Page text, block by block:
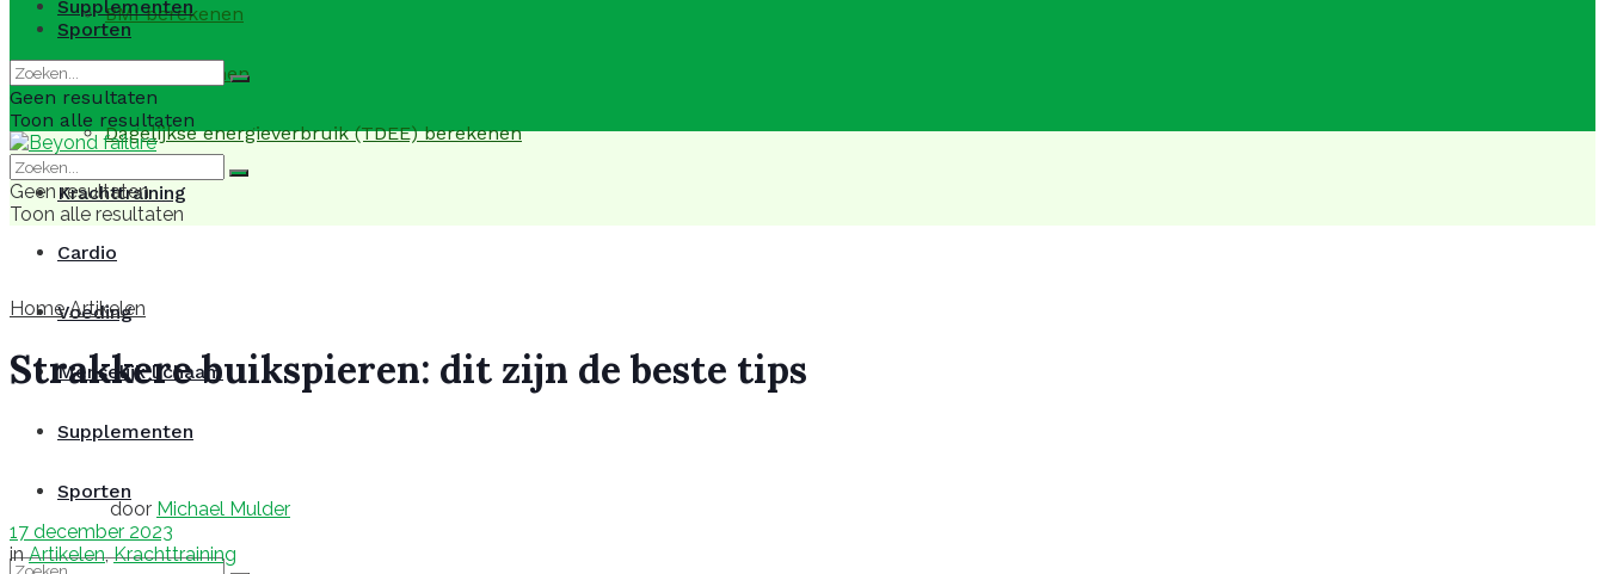
BMI berekenen
BMR berekenen
Dagelijkse energieverbruik (TDEE) berekenen
Krachttraining
Cardio
Voeding
Menselijk lichaam
Supplementen
Sporten
Supplementen
Sporten
Geen resultaten
Toon alle resultaten
Geen resultaten
Toon alle resultaten
Home Artikelen
Strakkere buikspieren: dit zijn de beste tips
door Michael Mulder
17 december 2023
in Artikelen,Krachttraining